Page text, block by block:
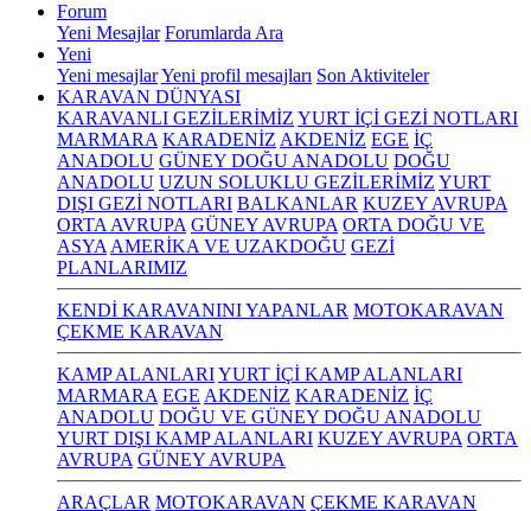
Forum
Yeni Mesajlar Forumlarda Ara
Yeni
Yeni mesajlarYeni profil mesajları Son Aktiviteler
KARAVAN DÜNYASI
KARAVANLI GEZİLERİMİZ YURT İÇİ GEZİ NOTLARI
MARMARA KARADENİZ AKDENİZ EGE İÇ
ANADOLU GÜNEY DOĞU ANADOLU DOĞU
ANADOLU UZUN SOLUKLU GEZİLERİMİZ YURT
DIŞI GEZİ NOTLARI BALKANLAR KUZEY AVRUPA
ORTA AVRUPA GÜNEY AVRUPA ORTA DOĞU VE
ASYA AMERİKA VE UZAKDOĞU GEZİ
PLANLARIMIZ
KENDİ KARAVANINI YAPANLAR MOTOKARAVAN
ÇEKME KARAVAN
KAMP ALANLARIYURT İÇİ KAMP ALANLARI
MARMARA EGE AKDENİZ KARADENİZ İÇ
ANADOLU DOĞU VE GÜNEY DOĞU ANADOLU
YURT DIŞI KAMP ALANLARI KUZEY AVRUPA ORTA
AVRUPA GÜNEY AVRUPA
ARAÇLAR MOTOKARAVAN ÇEKME KARAVAN